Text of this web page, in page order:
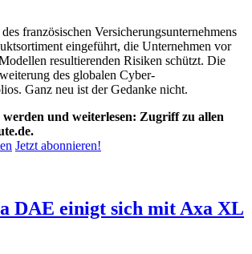
französischen Versicherungsunternehmens
eingeführt, die Unternehmen vor
resultierenden Risiken schützt. Die
des globalen Cyber-
Ganz neu ist der Gedanke nicht.
und weiterlesen: Zugriff zu allen
Jetzt abonnieren!
DAE einigt sich mit Axa XL